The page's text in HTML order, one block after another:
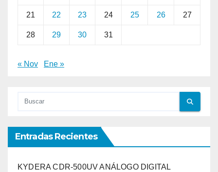
21 22 23 24 25 26 27
28 29 30 31
« Nov Ene »
Entradas Recientes
KYDERA CDR-500UV ANÁLOGO DIGITAL